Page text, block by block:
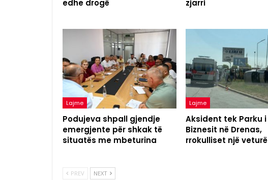
edhe drogë
zjarri
Lajme
Podujeva shpall gjendje
emergjente për shkak të
situatës me mbeturina
Lajme
Aksident tek Parku i
Biznesit në Drenas,
rrokulliset një veturë
PREV NEXT